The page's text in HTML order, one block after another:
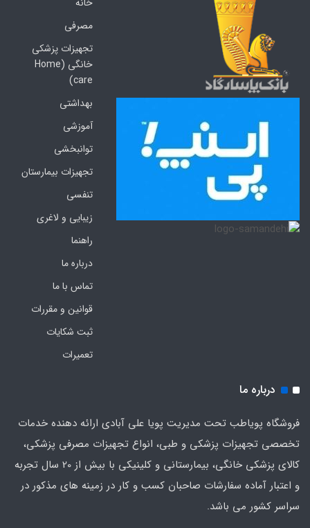
مصرفی
تجهیزات پزشکی
خانگی (Home
care)
بهداشتی
آموزشی
توانبخشی
تجهیزات بیمارستان
تنفسی
زیبایی و لاغری
راهنما
درباره ما
تماس با ما
قوانین و مقررات
ثبت شکایات
تعمیرات
درباره ما
فروشگاه پویاطب تحت مدیریت پویا علی آبادی ارائه دهنده خدمات
تخصصی تجهیزات پزشکی و طبی، انواع تجهیزات مصرفی پزشکی،
کالای پزشکی خانگی، بیمارستانی و کلینیکی با بیش از 20 سال تجربه
و اعتبار آماده سفارشات صاحبان کسب و کار در زمینه های مذکور در
سراسر کشور می باشد.